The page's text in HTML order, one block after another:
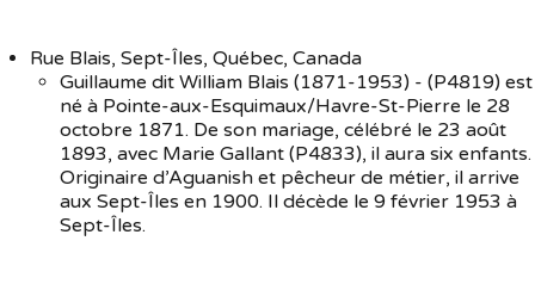
Rue Blais, Sept-Îles, Québec, Canada
Guillaume dit William Blais (1871-1953) - (P4819) est
né à Pointe-aux-Esquimaux/Havre-St-Pierre le 28
octobre 1871. De son mariage, célébré le 23 août
1893, avec Marie Gallant (P4833), il aura six enfants.
Originaire d’Aguanish et pêcheur de métier, il arrive
aux Sept-Îles en 1900. Il décède le 9 février 1953 à
Sept-Îles.